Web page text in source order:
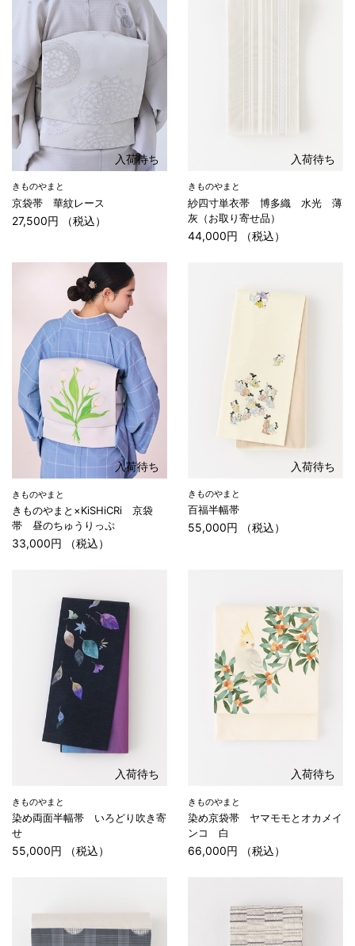
入荷待ち
きものやまと
京袋帯 華紋レース
27,500円 （税込）
入荷待ち
きものやまと
紗四寸単衣帯 博多織 水光 薄
灰（お取り寄せ品）
44,000円 （税込）
入荷待ち
きものやまと
きものやまと×KiSHiCRi 京袋
帯 昼のちゅうりっぷ
33,000円 （税込）
入荷待ち
きものやまと
百福半幅帯
55,000円 （税込）
入荷待ち
きものやまと
染め両面半幅帯 いろどり吹き寄
せ
55,000円 （税込）
入荷待ち
きものやまと
染め京袋帯 ヤマモモとオカメイ
ンコ 白
66,000円 （税込）